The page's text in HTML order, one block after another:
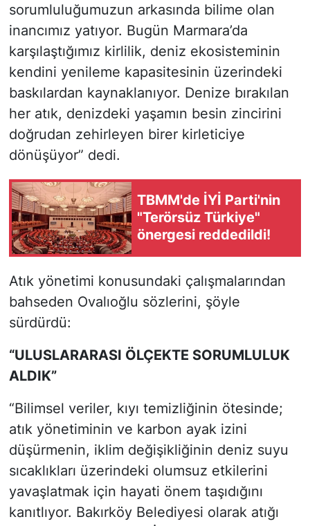
sorumluluğumuzun arkasında bilime olan
inancımız yatıyor. Bugün Marmara’da
karşılaştığımız kirlilik, deniz ekosisteminin
kendini yenileme kapasitesinin üzerindeki
baskılardan kaynaklanıyor. Denize bırakılan
her atık, denizdeki yaşamın besin zincirini
doğrudan zehirleyen birer kirleticiye
dönüşüyor” dedi.
TBMM'de İYİ Parti'nin
"Terörsüz Türkiye"
önergesi reddedildi!
Atık yönetimi konusundaki çalışmalarından
bahseden Ovalıoğlu sözlerini, şöyle
sürdürdü:
“ULUSLARARASI ÖLÇEKTE SORUMLULUK
ALDIK”
“Bilimsel veriler, kıyı temizliğinin ötesinde;
atık yönetiminin ve karbon ayak izini
düşürmenin, iklim değişikliğinin deniz suyu
sıcaklıkları üzerindeki olumsuz etkilerini
yavaşlatmak için hayati önem taşıdığını
kanıtlıyor. Bakırköy Belediyesi olarak atığı